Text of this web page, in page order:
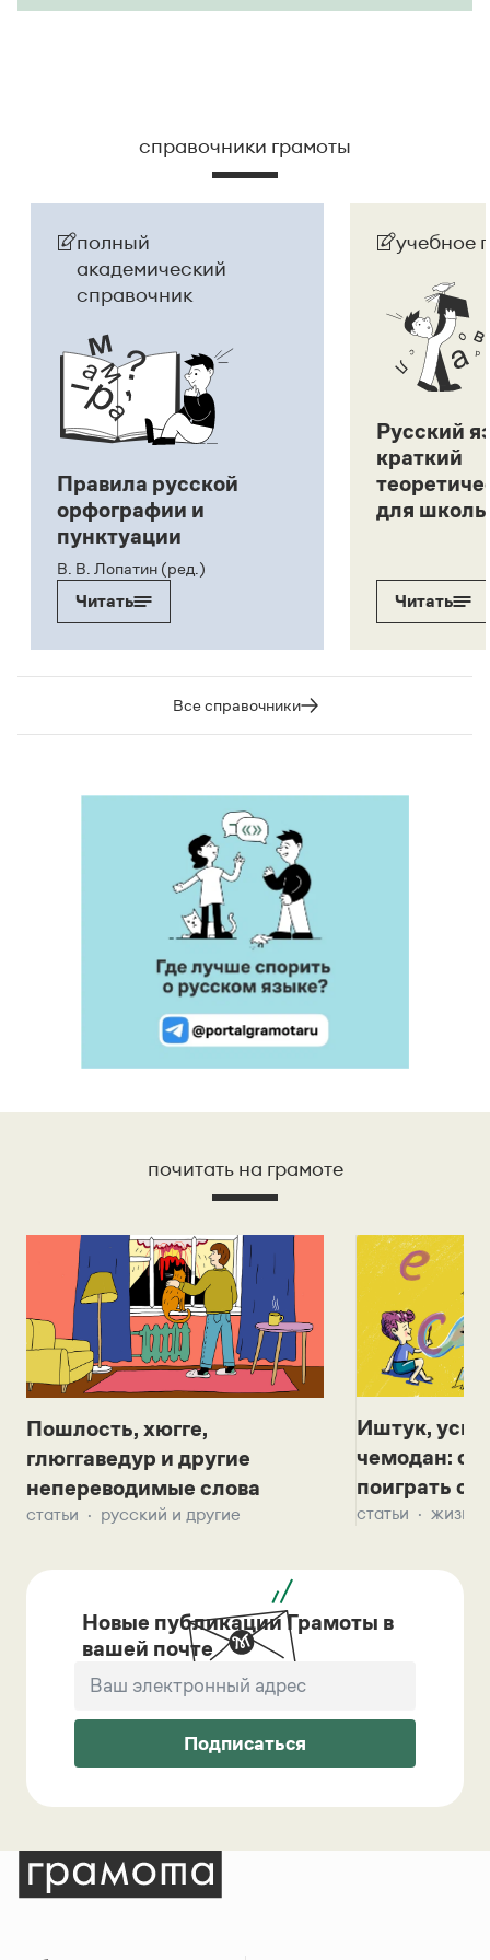
справочники грамоты
полный
академический
справочник
Правила русской
орфографии и
пунктуации
В. В. Лопатин (ред.)
Читать
учебное
Русский
краткий
для
Читать
Все справочники
почитать на грамоте
Пошлость, хюгге,
глюггаведур и другие
непереводимые слова
статьи русский и другие
Иштук,
чемодан:
поиграть с
статьи жизнь
Новые публикации Грамоты в
вашей почте
Подписаться